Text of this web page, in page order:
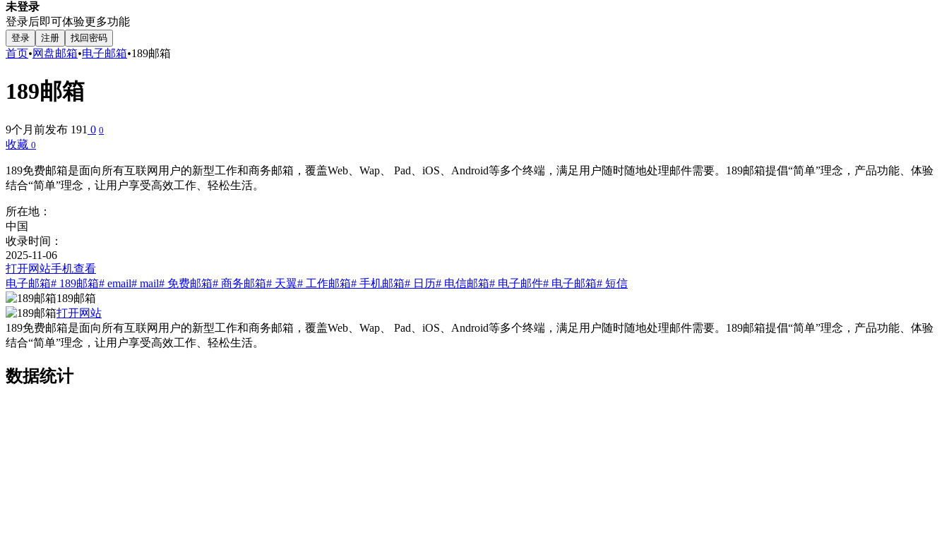
未登录
登录后即可体验更多功能
登录 注册 找回密码
首页•网盘邮箱•电子邮箱•189邮箱
189邮箱
9个月前发布 191 0 0
收藏 0
189免费邮箱是面向所有互联网用户的新型工作和商务邮箱，覆盖Web、Wap、 Pad、iOS、Android等多个终端，满足用户随时随地处理邮件需要。189邮箱提倡“简单”理念，产品功能、体验
结合“简单”理念，让用户享受高效工作、轻松生活。
所在地：
中国
收录时间：
2025-11-06
打开网站手机查看
电子邮箱# 189邮箱# email# mail# 免费邮箱# 商务邮箱# 天翼# 工作邮箱# 手机邮箱# 日历# 电信邮箱# 电子邮件# 电子邮箱# 短信
189邮箱
打开网站
189免费邮箱是面向所有互联网用户的新型工作和商务邮箱，覆盖Web、Wap、 Pad、iOS、Android等多个终端，满足用户随时随地处理邮件需要。189邮箱提倡“简单”理念，产品功能、体验
结合“简单”理念，让用户享受高效工作、轻松生活。
数据统计